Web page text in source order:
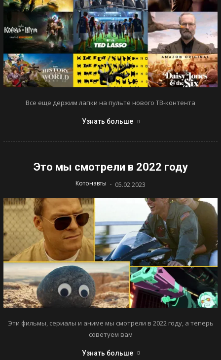
Все еще держим лапки на пульте нового ТВ-контента
Узнать больше
Это мы смотрели в 2022 году
Котонавты - 05.02.2023
Эти фильмы, сериалы и аниме мы смотрели в 2022 году, а теперь
советуем вам
Узнать больше